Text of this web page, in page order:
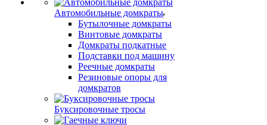
Автомобильные домкраты
Бутылочные домкраты
Винтовые домкраты
Домкраты подкатные
Подставки под машину
Реечные домкраты
Резиновые опоры для
домкратов
Буксировочные тросы